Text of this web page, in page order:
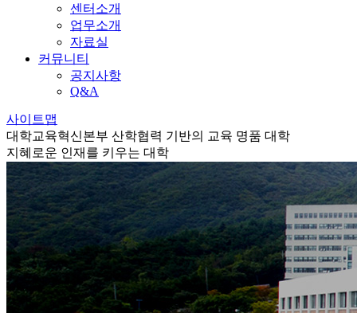
센터소개
업무소개
자료실
커뮤니티
공지사항
Q&A
사이트맵
대학교육혁신본부 산학협력 기반의 교육 명품 대학
지혜로운 인재를 키우는 대학